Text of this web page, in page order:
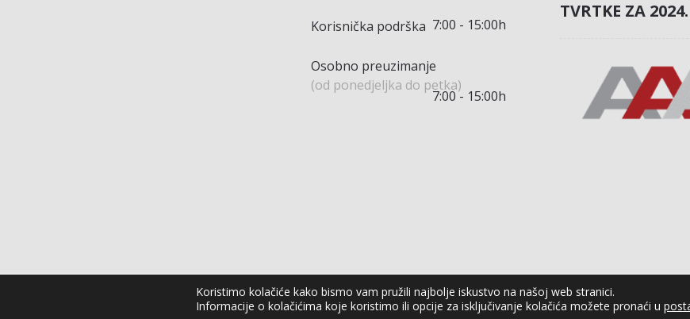
Korisnička podrška 7:00 - 15:00h
Osobno preuzimanje
(od ponedjeljka do petka)
7:00 - 15:00h
TVRTKE ZA 2024.
Koristimo kolačiće kako bismo vam pružili najbolje iskustvo na našoj web stranici.
Informacije o kolačićima koje koristimo ili opcije za isključivanje kolačića možete pronaći u